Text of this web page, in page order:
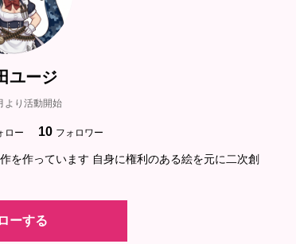
ユージ
より活動開始
ロー 10 フォロワー
を作っています 自身に権利のある絵を元に二次創
ーする